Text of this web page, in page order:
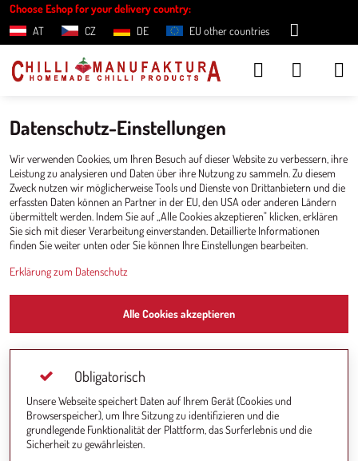
Choose Eshop for your delivery country:
AT
CZ DE EU other countries
Datenschutz-Einstellungen
Wir verwenden Cookies, um Ihren Besuch auf dieser Website zu verbessern, ihre
Leistung zu analysieren und Daten über ihre Nutzung zu sammeln. Zu diesem
Zweck nutzen wir möglicherweise Tools und Dienste von Drittanbietern und die
erfassten Daten können an Partner in der EU, den USA oder anderen Ländern
übermittelt werden. Indem Sie auf „Alle Cookies akzeptieren" klicken, erklären
Sie sich mit dieser Verarbeitung einverstanden. Detaillierte Informationen
finden Sie weiter unten oder Sie können Ihre Einstellungen bearbeiten.
Erklärung zum Datenschutz
Alle Cookies akzeptieren
Obligatorisch
Unsere Webseite speichert Daten auf Ihrem Gerät (Cookies und
Browserspeicher), um Ihre Sitzung zu identifizieren und die
grundlegende Funktionalität der Plattform, das Surferlebnis und die
Sicherheit zu gewährleisten.